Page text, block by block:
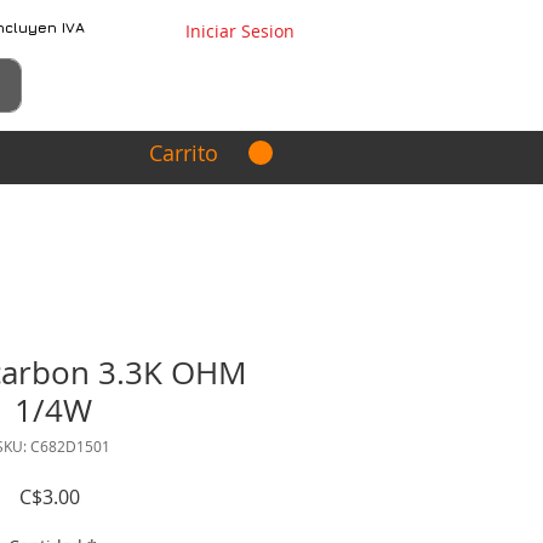
IVA Iniciar Sesion
Carrito
3.3K OHM
1/4W
C682D1501
C$3.00Precio